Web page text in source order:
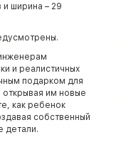
и ширина – 29
и реалистичных
подарком для
открывая им новые
как ребенок
собственный
детали.